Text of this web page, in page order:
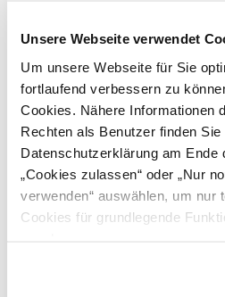
Unsere Webseite verwendet
Um unsere Webseite für Sie
fortlaufend verbessern zu
Cookies. Nähere Informationen
Rechten als Benutzer finden
Datenschutzerklärung am Ende
„Cookies zulassen“ oder „Nur
verwenden“ auswählen, um nur
Cookies für grundlegende
identifizieren.
Was Sie erwartet:
Fachkonferenz mit
Expert:innen zu Markt,
geplanten Verkehrs-,
Infrastrukturprojekten
Unternehmen und